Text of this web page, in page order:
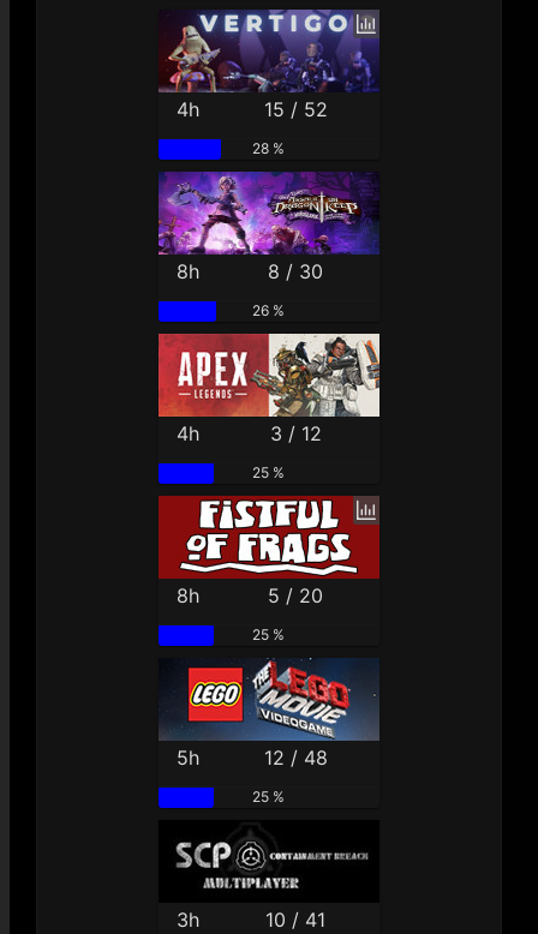
4h 15 / 52
28 %
8h 8 / 30
26 %
4h 3 / 12
25 %
8h 5 / 20
25 %
5h 12 / 48
25 %
3h 10 / 41